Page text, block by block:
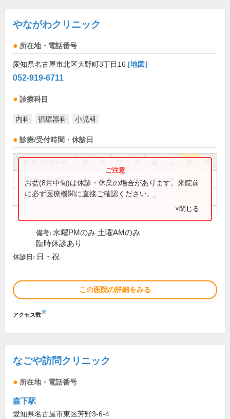
やながわクリニック
所在地・電話番号
愛知県名古屋市北区大野町3丁目16 [地図]
052-919-6711
診療科目
内科 循環器科 小児科
診療/受付時間・休診日
祝
9:00～12:00 ● ● ● ●
18:00～20:00 ● ● ● ●
お盆(8月中旬)は休診・休業の場合があります。来院前
に必ず医療機関に直接ご確認ください。
×閉じる
備考: 水曜PMのみ 土曜AMのみ
臨時休診あり
休診日: 日・祝
この医院の詳細をみる
アクセス数※
なごや訪問クリニック
所在地・電話番号
森下駅
愛知県名古屋市東区芳野3-6-4